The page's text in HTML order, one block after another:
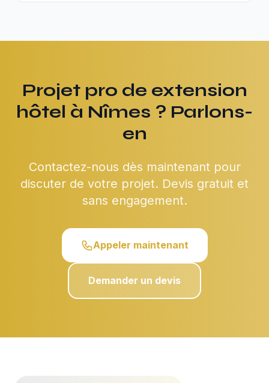
Projet pro de extension
hôtel à Nîmes ? Parlons-
en
Contactez-nous dès maintenant pour
discuter de votre projet. Devis gratuit et
sans engagement.
Appeler maintenant
Demander un devis